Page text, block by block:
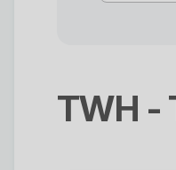
TWH -